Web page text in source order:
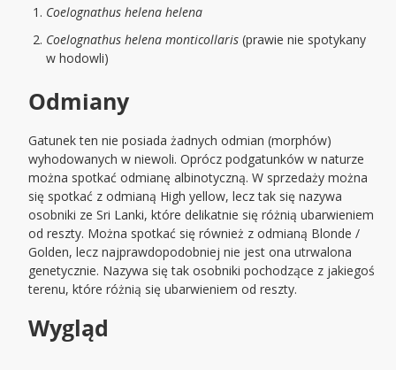
Coelognathus helena helena
Coelognathus helena monticollaris (prawie nie spotykany
w hodowli)
Odmiany
Gatunek ten nie posiada żadnych odmian (morphów)
wyhodowanych w niewoli. Oprócz podgatunków w naturze
można spotkać odmianę albinotyczną. W sprzedaży można
się spotkać z odmianą High yellow, lecz tak się nazywa
osobniki ze Sri Lanki, które delikatnie się różnią ubarwieniem
od reszty. Można spotkać się również z odmianą Blonde /
Golden, lecz najprawdopodobniej nie jest ona utrwalona
genetycznie. Nazywa się tak osobniki pochodzące z jakiegoś
terenu, które różnią się ubarwieniem od reszty.
Wygląd